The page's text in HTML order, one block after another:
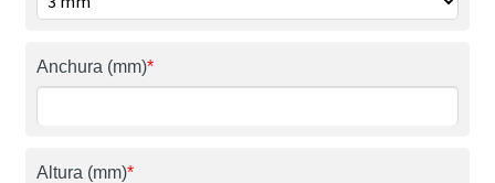
Anchura (mm)*
Altura (mm)*